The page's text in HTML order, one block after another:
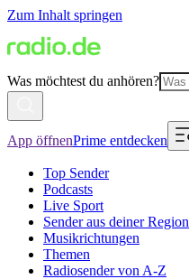
Zum Inhalt springen
Was möchtest du anhören?
App öffnenPrime entdecken
Top Sender
Podcasts
Live Sport
Sender aus deiner Region
Musikrichtungen
Themen
Radiosender von A-Z